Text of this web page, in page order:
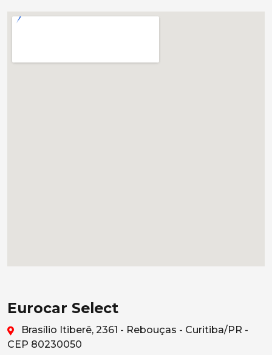
Eurocar Select
Brasílio Itiberê, 2361 - Rebouças - Curitiba/PR -
CEP 80230050